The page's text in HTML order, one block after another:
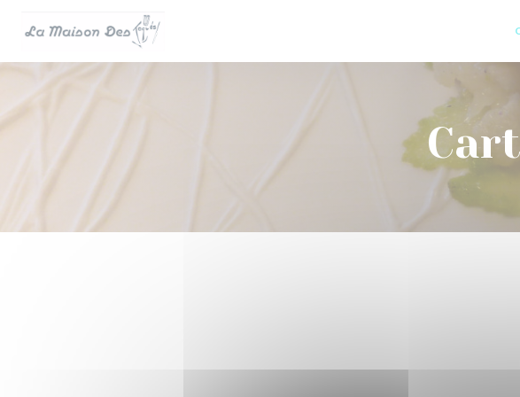
Personnalisation de vos choix en matière de cookies